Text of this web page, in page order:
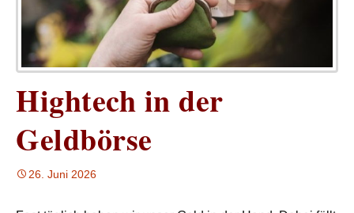
Hightech in der
Geldbörse
26. Juni 2026